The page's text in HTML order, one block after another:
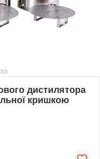
дистилятора
кришкою